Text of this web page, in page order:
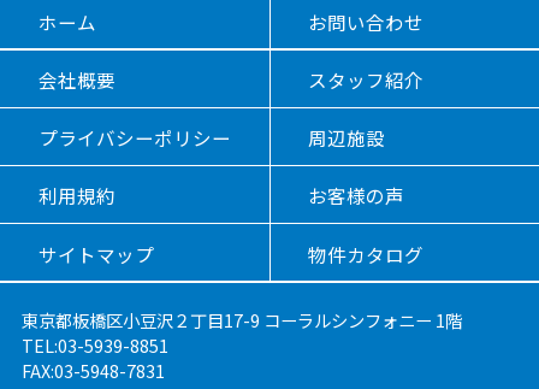
ホーム お問い合わせ
会社概要 スタッフ紹介
プライバシーポリシー 周辺施設
利用規約 お客様の声
サイトマップ 物件カタログ
東京都板橋区小豆沢２丁目17-9 コーラルシンフォニー 1階
TEL:03-5939-8851
FAX:03-5948-7831